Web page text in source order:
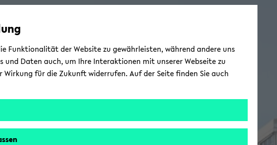
Funktionalität der Website zu gewährleisten, während andere uns
und Daten auch, um Ihre Interaktionen mit unserer Webseite zu
Wirkung für die Zukunft widerrufen. Auf der Seite finden Sie auch